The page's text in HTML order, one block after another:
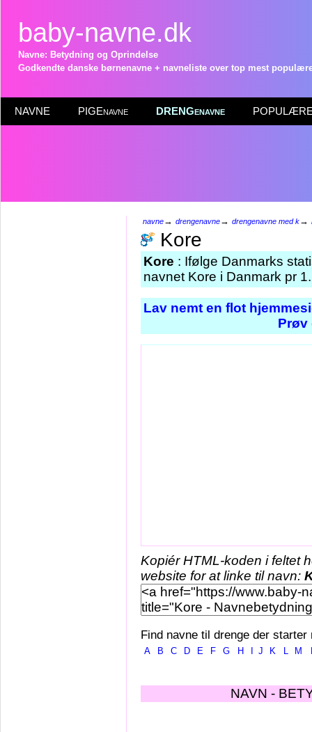
baby-navne.dk
Navne: Betydning og Oprindelse
Godkendte danske børnenavne + navneliste over top mest
NAVNE PIGEnavne DRENGenavne POPULÆRE
navne→ drengenavne→ drengenavne med k→
Kore
Kore : Ifølge Danmarks
navnet Kore i Danmark pr
Lav nemt en flot
Prøv
Kopiér HTML-koden i feltet
website for at linke til navn:
Find navne til drenge der starter
A B C D E F G H J K L M
NAVN -